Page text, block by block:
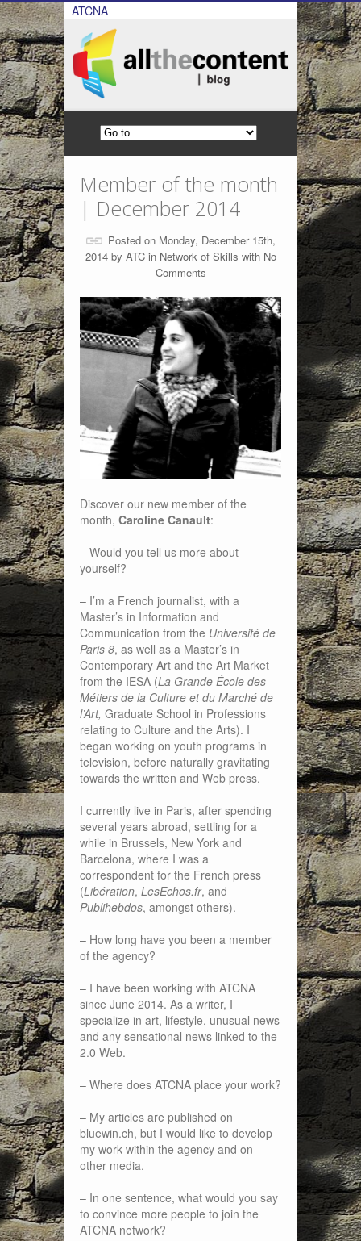
ATCNA
Member of the month
| December 2014
Posted on Monday, December 15th,
2014 by ATCin Network of Skills with No
Comments
Discover our new member of the
month, Caroline Canault:
– Would you tell us more about
yourself?
– I’m a French journalist, with a
Master’s in Information and
Communication from the Université de
Paris 8, as well as a Master’s in
Contemporary Art and the Art Market
from the IESA (La Grande École des
Métiers de la Culture et du Marché de
l’Art, Graduate School in Professions
relating to Culture and the Arts). I
began working on youth programs in
television, before naturally gravitating
towards the written and Web press.
I currently live in Paris, after spending
several years abroad, settling for a
while in Brussels, New York and
Barcelona, where I was a
correspondent for the French press
(Libération, LesEchos.fr, and
Publihebdos, amongst others).
– How long have you been a member
of the agency?
– I have been working with ATCNA
since June 2014. As a writer, I
specialize in art, lifestyle, unusual news
and any sensational news linked to the
2.0 Web.
– Where does ATCNA place your work?
– My articles are published on
bluewin.ch, but I would like to develop
my work within the agency and on
other media.
– In one sentence, what would you say
to convince more people to join the
ATCNA network?